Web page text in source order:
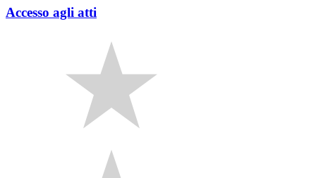
Accesso agli atti